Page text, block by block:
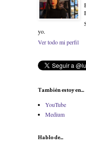
yo.
Ver todo mi perfil
También estoy en...
YouTube
Medium
Hablo de...